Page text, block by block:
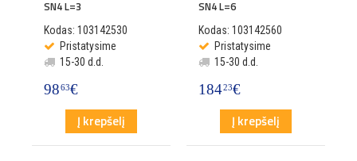
SN4 L=3
Kodas: 103142530
Pristatysime
15-30 d.d.
9863€
Į krepšelį
SN4 L=6
Kodas: 103142560
Pristatysime
15-30 d.d.
18423€
Į krepšelį